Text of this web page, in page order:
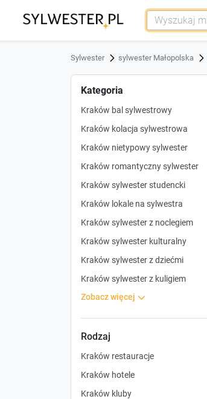
Sylwester sylwester Małopolska
Kategoria
Kraków bal sylwestrowy
Kraków kolacja sylwestrowa
Kraków nietypowy sylwester
Kraków romantyczny sylwester
Kraków sylwester studencki
Kraków lokale na sylwestra
Kraków sylwester z noclegiem
Kraków sylwester kulturalny
Kraków sylwester z dziećmi
Kraków sylwester z kuligiem
zobacz więcej
Rodzaj
Kraków restauracje
Kraków hotele
Kraków kluby